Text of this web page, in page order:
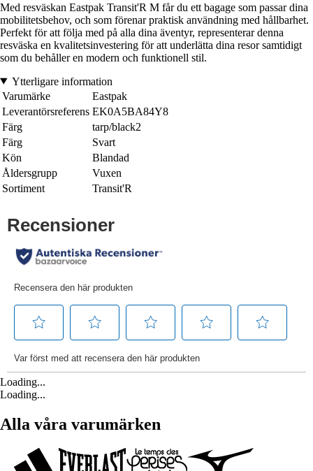
Med resväskan Eastpak Transit'R M får du ett bagage som passar dina
mobilitetsbehov, och som förenar praktisk användning med hållbarhet.
Perfekt för att följa med på alla dina äventyr, representerar denna
resväska en kvalitetsinvestering för att underlätta dina resor samtidigt
som du behåller en modern och funktionell stil.
Ytterligare information
Varumärke
Eastpak
Leverantörsreferens EK0A5BA84Y8
Färg
tarp/black2
Färg
Svart
Kön
Blandad
Åldersgrupp
Vuxen
Sortiment
Transit'R
Loading...
Loading...
Alla våra varumärken